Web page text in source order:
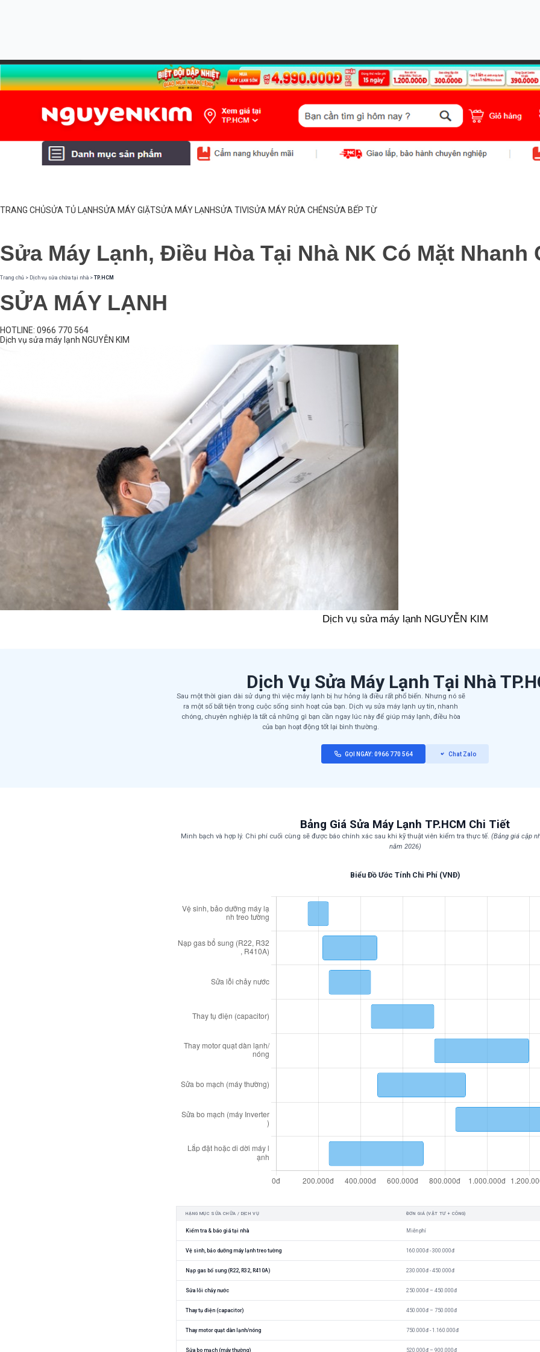
TRANG CHỦSỬA TỦ LẠNHSỬA MÁY GIẶTSỬA MÁY LẠNHSỬA TIVISỬA MÁY RỬA CHÉNSỬA BẾP TỪ
Sửa Máy Lạnh, Điều Hòa Tại Nhà NK Có Mặt Nhanh
Trang chủ > Dịch vụ sửa chữa tại nhà > TP.HCM
SỬA MÁY LẠNH
HOTLINE: 0966 770 564
Dịch vụ sửa máy lạnh NGUYỄN KIM
Dịch vụ sửa máy lạnh NGUYỄN KIM
Dịch Vụ Sửa Máy Lạnh Tại Nhà
Sau một thời gian dài sử dụng thì việc máy lạnh bị hư hỏng là điều rất phổ biến. Nhưng nó sẽ
ra một số bất tiện trong cuộc sống sinh hoạt của bạn. Dịch vụ sửa máy lạnh uy tín, nhanh
chóng, chuyên nghiệp là tất cả những gì bạn cần ngay lúc này để giúp máy lạnh, điều hòa
của bạn hoạt động tốt lại bình thường.
GỌI NGAY: 0966 770 564 Chat Zalo
Bảng Giá Sửa Máy Lạnh TP.HCM Chi Tiết
Minh bạch và hợp lý. Chi phí cuối cùng sẽ được báo chính xác sau khi kỹ thuật viên kiểm tra thực tế. (Bảng giá cập
năm 2026)
Biểu Đồ Ước Tính Chi Phí (VNĐ)
HẠNG MỤC SỬA CHỮA / DỊCH VỤ ĐƠN GIÁ (VẬT TƯ + CÔNG)
Kiểm tra & báo giá tại nhà Miễn phí
Vệ sinh, bảo dưỡng máy lạnh treo tường 160.000đ - 300.000đ
Nạp gas bổ sung (R22, R32, R410A) 230.000đ - 450.000đ
Sửa lỗi chảy nước 250.000đ – 450.000đ
Thay tụ điện (capacitor) 450.000đ – 750.000đ
Thay motor quạt dàn lạnh/nóng 750.000đ - 1.160.000đ
Sửa bo mạch (máy thường) 520.000đ – 900.000đ